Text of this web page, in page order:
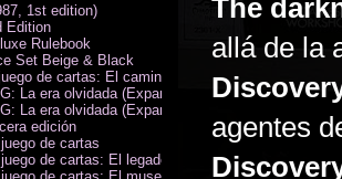
The
allá de la
agentes
1st edition)
Edition
Rulebook
Set Beige & Black
de cartas: El camino a Carcosa - Exp.
La era olvidada (Expansión de campaña)
La era olvidada (Expansión de investigadores)
edición
de cartas
de cartas: El legado de Dunwich expansión